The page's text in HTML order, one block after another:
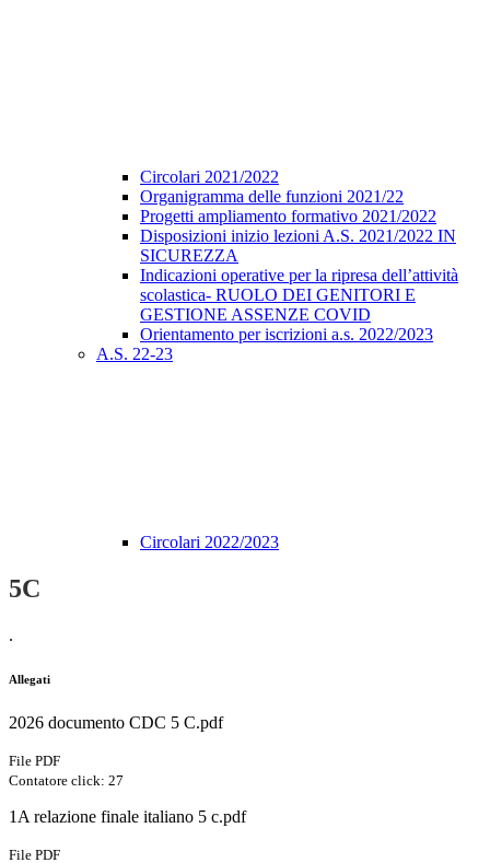
Circolari 2021/2022
Organigramma delle funzioni 2021/22
Progetti ampliamento formativo 2021/2022
Disposizioni inizio lezioni A.S. 2021/2022 IN
SICUREZZA
Indicazioni operative per la ripresa dell’attività
scolastica- RUOLO DEI GENITORI E
GESTIONE ASSENZE COVID
Orientamento per iscrizioni a.s. 2022/2023
A.S. 22-23
Circolari 2022/2023
5C
.
Allegati
2026 documento CDC 5 C.pdf
File PDF
Contatore click: 27
1A relazione finale italiano 5 c.pdf
File PDF